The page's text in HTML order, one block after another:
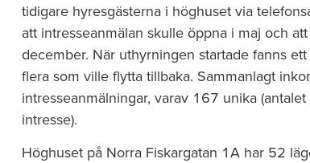
tidigare hyresgästerna i höghuset via
att intresseanmälan skulle öppna i maj och
december. När uthyrningen startade fanns
flera som ville flytta tillbaka. Sammanlagt
intresseanmälningar, varav 167 unika
intresse).
Höghuset på Norra Fiskargatan 1A har 52